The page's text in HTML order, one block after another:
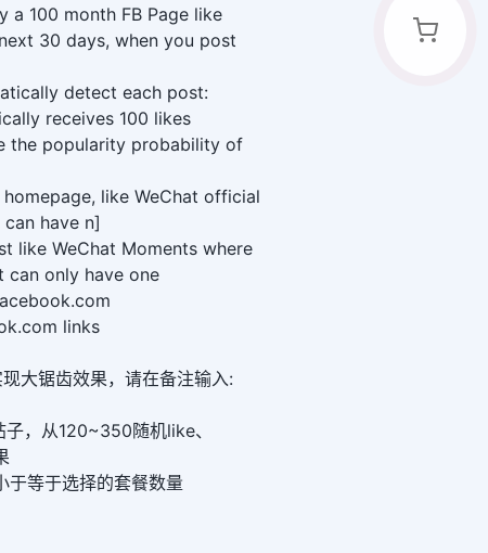
a 100 month FB Page like
30 days, when you post
detect each post:
receives 100 likes
the popularity probability of
like WeChat official
have n]
like WeChat Moments where
can only have one
links
大锯齿效果，请在备注输入:
，从120~350随机like、
于等于选择的套餐数量